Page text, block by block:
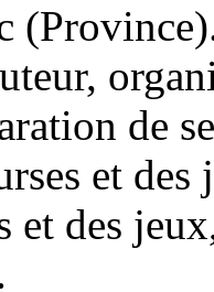
de
et
et des